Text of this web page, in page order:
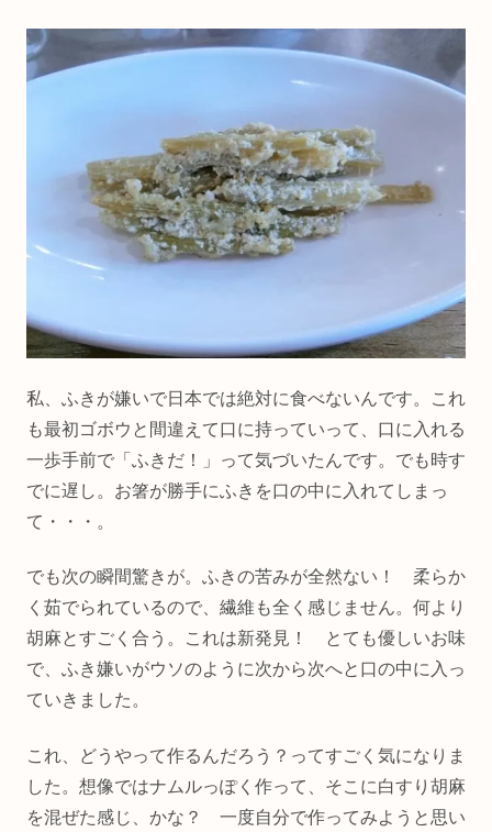
私、ふきが嫌いで日本では絶対に食べないんです。これ
も最初ゴボウと間違えて口に持っていって、口に入れる
一歩手前で「ふきだ！」って気づいたんです。でも時す
でに遅し。お箸が勝手にふきを口の中に入れてしまっ
て・・・。
でも次の瞬間驚きが。ふきの苦みが全然ない！ 柔らか
く茹でられているので、繊維も全く感じません。何より
胡麻とすごく合う。これは新発見！ とても優しいお味
で、ふき嫌いがウソのように次から次へと口の中に入っ
ていきました。
これ、どうやって作るんだろう？ってすごく気になりま
した。想像ではナムルっぽく作って、そこに白すり胡麻
を混ぜた感じ、かな？ 一度自分で作ってみようと思い